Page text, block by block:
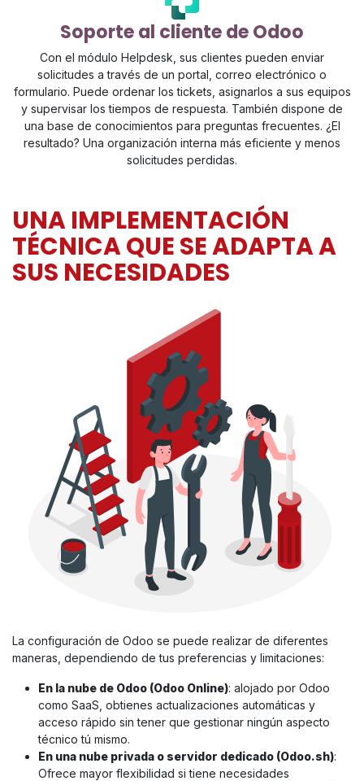
Soporte al cliente de Odoo
Con el módulo Helpdesk, sus clientes pueden enviar
solicitudes a través de un portal, correo electrónico o
formulario. Puede ordenar los tickets, asignarlos a sus equipos
y supervisar los tiempos de respuesta. También dispone de
una base de conocimientos para preguntas frecuentes. ¿El
resultado? Una organización interna más eficiente y menos
solicitudes perdidas.
UNA IMPLEMENTACIÓN
TÉCNICA QUE SE ADAPTA A
SUS NECESIDADES
La configuración de Odoo se puede realizar de diferentes
maneras, dependiendo de tus preferencias y limitaciones:
En la nube de Odoo (Odoo Online): alojado por Odoo
como SaaS, obtienes actualizaciones automáticas y
acceso rápido sin tener que gestionar ningún aspecto
técnico tú mismo.
En una nube privada o servidor dedicado (Odoo.sh):
Ofrece mayor flexibilidad si tiene necesidades